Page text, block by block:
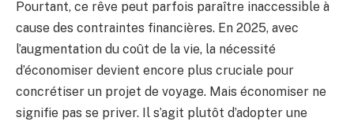
Pourtant, ce rêve peut parfois paraître inaccessible à
cause des contraintes financières. En 2025, avec
l’augmentation du coût de la vie, la nécessité
d’économiser devient encore plus cruciale pour
concrétiser un projet de voyage. Mais économiser ne
signifie pas se priver. Il s’agit plutôt d’adopter une